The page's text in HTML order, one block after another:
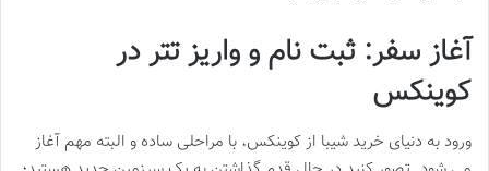
آغاز سفر: ثبت نام و واریز تتر در
کوینکس
ورود به دنیای خرید شیبا از کوینکس، با مراحلی ساده و البته مهم آغاز